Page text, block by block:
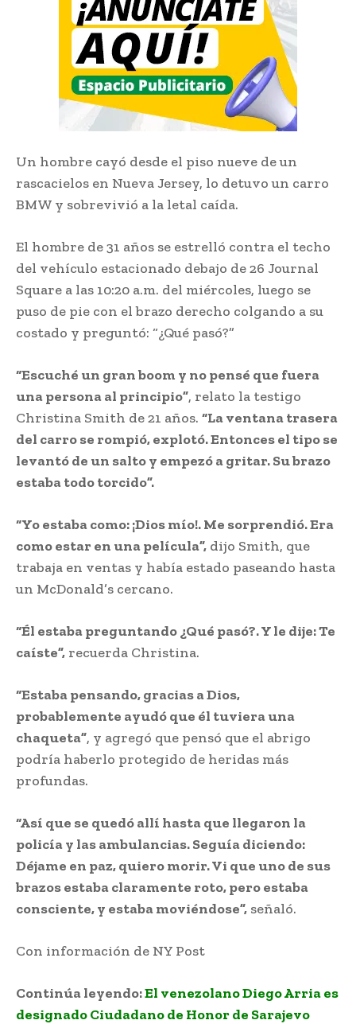
Un hombre cayó desde el piso nueve de un
rascacielos en Nueva Jersey, lo detuvo un carro
BMW y sobrevivió a la letal caída.
El hombre de 31 años se estrelló contra el techo
del vehículo estacionado debajo de 26 Journal
Square a las 10:20 a.m. del miércoles, luego se
puso de pie con el brazo derecho colgando a su
costado y preguntó: “¿Qué pasó?”
“Escuché un gran boom y no pensé que fuera
una persona al principio”, relato la testigo
Christina Smith de 21 años. “La ventana trasera
del carro se rompió, explotó. Entonces el tipo se
levantó de un salto y empezó a gritar. Su brazo
estaba todo torcido”.
“Yo estaba como: ¡Dios mío!. Me sorprendió. Era
como estar en una película”, dijo Smith, que
trabaja en ventas y había estado paseando hasta
un McDonald’s cercano.
“Él estaba preguntando ¿Qué pasó?. Y le dije: Te
caíste”, recuerda Christina.
“Estaba pensando, gracias a Dios,
probablemente ayudó que él tuviera una
chaqueta”, y agregó que pensó que el abrigo
podría haberlo protegido de heridas más
profundas.
“Así que se quedó allí hasta que llegaron la
policía y las ambulancias. Seguía diciendo:
Déjame en paz, quiero morir. Vi que uno de sus
brazos estaba claramente roto, pero estaba
consciente, y estaba moviéndose”, señaló.
Con información de NY Post
Continúa leyendo:El venezolano Diego Arria es
designado Ciudadano de Honor de Sarajevo